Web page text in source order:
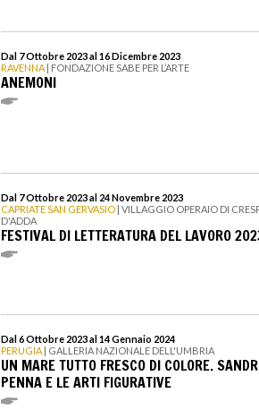
Dal 7 Ottobre 2023 al 16 Dicembre 2023
RAVENNA | FONDAZIONE SABE PER L’ARTE
ANEMONI
Dal 7 Ottobre 2023 al 24 Novembre 2023
CAPRIATE SAN GERVASIO | VILLAGGIO OPERAIO DI
D'ADDA
FESTIVAL DI LETTERATURA DEL LAVORO
Dal 6 Ottobre 2023 al 14 Gennaio 2024
PERUGIA | GALLERIA NAZIONALE DELL'UMBRIA
UN MARE TUTTO FRESCO DI COLORE.
PENNA E LE ARTI FIGURATIVE